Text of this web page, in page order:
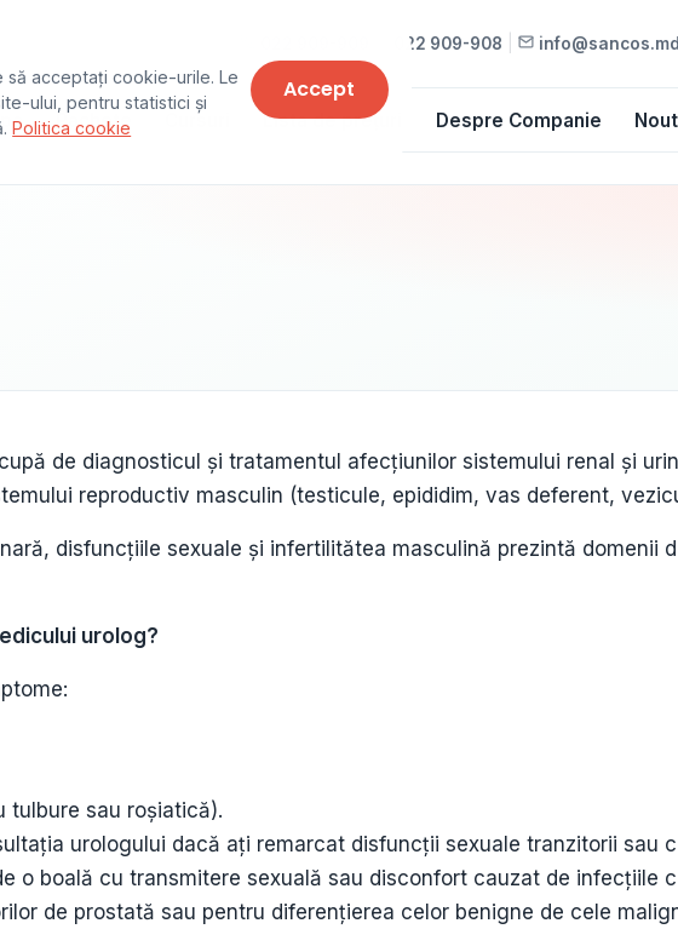
022 909-908
Pachete Cursuri Lista de prețuri Despre Companie
de diagnosticul și tratamentul afecţiunilor sistemului renal și
reproductiv masculin (testicule, epididim, vas deferent,
disfuncţiile sexuale și infertilitătea masculină prezintă domenii
urolog?
tulbure sau roșiatică).
urologului dacă ați remarcat disfuncții sexuale tranzitorii sau
o boală cu transmitere sexuală sau disconfort cauzat de infecțiile
de prostată sau pentru diferențierea celor benigne de cele
acceptați cookie-urile. Le
ului, pentru statistici și
Politica cookie
Accept